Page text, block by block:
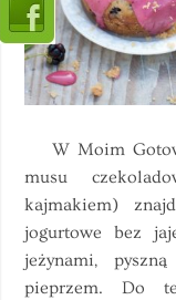
W Moim
musu
kajmakiem)
jogurtowe bez
jeżynami,
pieprzem. Do